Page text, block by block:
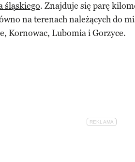
śląskiego. Znajduje się parę
na terenach należących do
Kornowac, Lubomia i Gorzyce.